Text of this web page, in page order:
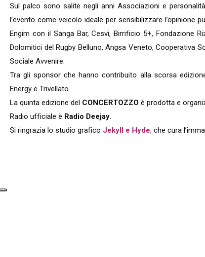
Sul palco sono salite negli anni Associazioni e
l’evento come veicolo ideale per sensibilizzare l’opinione
Engim con il Sanga Bar, Cesvi, Birrificio 5+, Fondazione
Dolomitici del Rugby Belluno, Angsa Veneto, Cooperativa
Sociale Avvenire.
Tra gli sponsor che hanno contribuito alla scorsa
Energy e Trivellato.
La quinta edizione del CONCERTOZZO è prodotta e
Radio ufficiale è Radio Deejay.
Si ringrazia lo studio grafico Jekyll e Hyde, che cura